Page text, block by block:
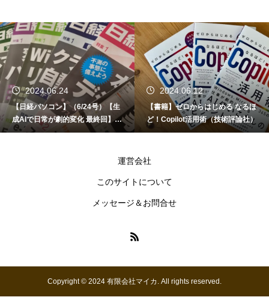
2024.06.24
【日経パソコン】（6/24号）【生
成AIで日常が劇的変化 最終回】 A
I時代のアプリケーション／サービ
2024.06.12
【書籍】ゼロからはじめる なるほ
ど！Copilot活用術（技術評論社）
運営会社
このサイトについて
メッセージ＆お問合せ
Copyright © 2024 有限会社マイカ. All rights reserved.